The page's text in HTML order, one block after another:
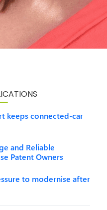
keeps connected-car
and Reliable
Patent Owners
to modernise after